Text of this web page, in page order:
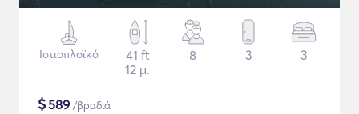
Ιστιοπλοϊκό
41 ft
12 μ.
8 3 3
$589 /βραδιά